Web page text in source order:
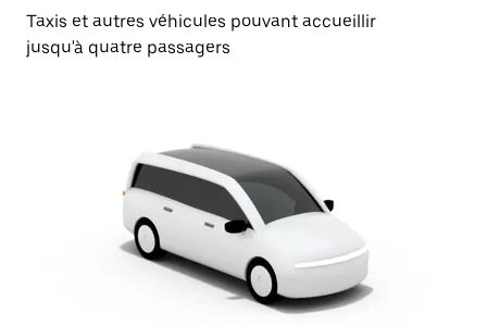
Taxis et autres véhicules pouvant accueillir
jusqu'à quatre passagers